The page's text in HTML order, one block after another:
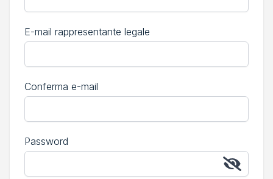
E-mail rappresentante legale
Conferma e-mail
Password